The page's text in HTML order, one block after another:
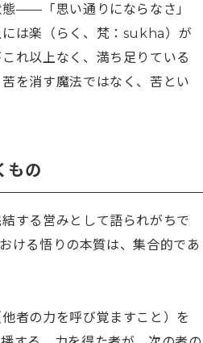
——「思い通りにならなさ」
は楽（らく、梵：sukha）が
れ以上なく、満ち足りている
を消す魔法ではなく、苦とい
もの
する営みとして語られがちで
ける悟りの本質は、集合的であ
者の力を呼び覚ますこと）を